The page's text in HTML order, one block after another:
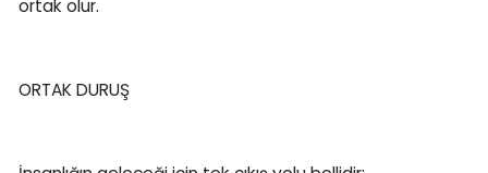
ortak olur.
ORTAK DURUŞ